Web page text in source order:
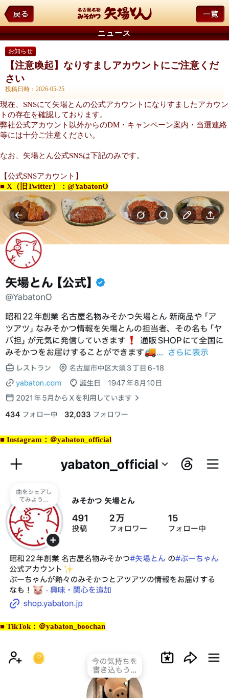
ニュース
お知らせ
【注意喚起】なりすましアカウントにご注意くだ
さい
投稿日時：2026-05-25
現在、SNSにて矢場とんの公式アカウントになりすましたアカウン
トの存在を確認しております。
弊社公式アカウント以外からのDM・キャンペーン案内・当選連絡
等には十分ご注意ください。
なお、矢場とん公式SNSは下記のみです。
【公式SNSアカウント】
■ X（旧Twitter）：@YabatonO
■ Instagram：＠yabaton_official
■ TikTok：＠yabaton_boochan